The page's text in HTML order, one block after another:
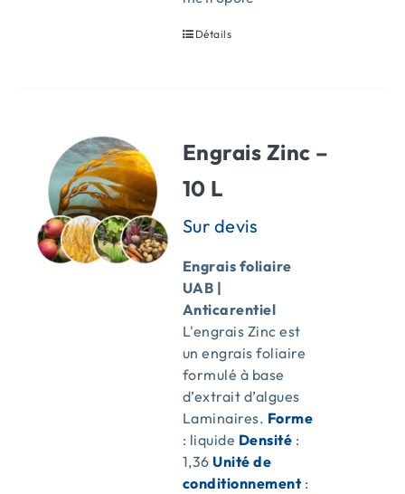
Détails
Engrais Zinc –
10 L
Engrais foliaire
UAB |
Anticarentiel
L'engrais Zinc est
un engrais foliaire
formulé à base
d’extrait d’algues
Laminaires. Forme
: liquide Densité :
1,36Unité de
conditionnement: